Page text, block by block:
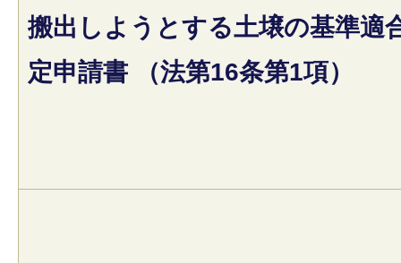
搬出しようとする土壌の基準適
定申請書 （法第16条第1項）